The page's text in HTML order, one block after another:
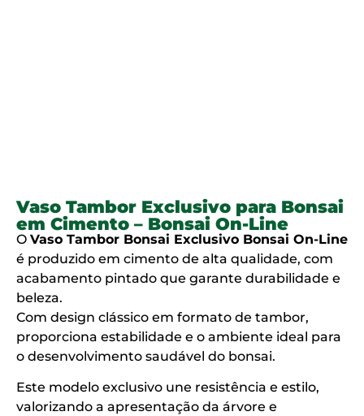
Vaso Tambor Exclusivo para Bonsai
em Cimento – Bonsai On-Line
O Vaso Tambor Bonsai Exclusivo Bonsai On-Line
é produzido em cimento de alta qualidade, com
acabamento pintado que garante durabilidade e
beleza.
Com design clássico em formato de tambor,
proporciona estabilidade e o ambiente ideal para
o desenvolvimento saudável do bonsai.
Este modelo exclusivo une resistência e estilo,
valorizando a apresentação da árvore e